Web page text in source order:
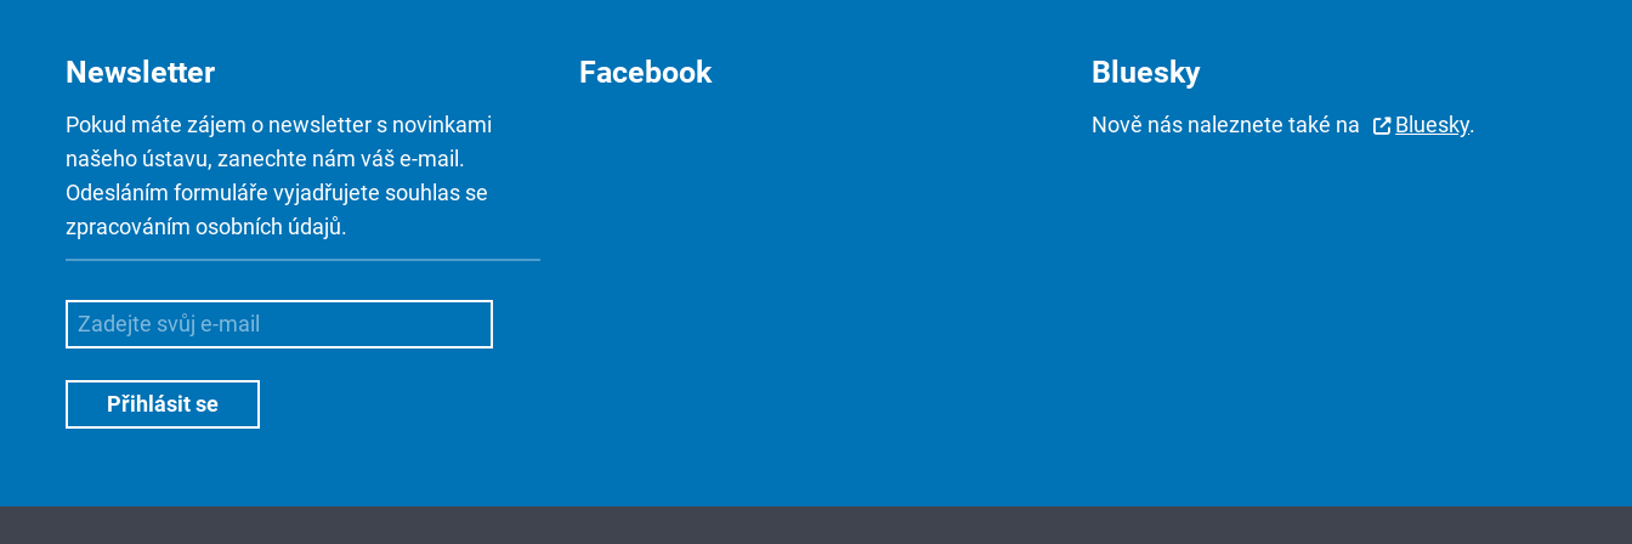
Newsletter
Pokud máte zájem o newsletter s novinkami
našeho ústavu, zanechte nám váš e-mail.
Odesláním formuláře vyjadřujete souhlas se
zpracováním osobních údajů.
Facebook Bluesky
Nově nás naleznete také na Bluesky.